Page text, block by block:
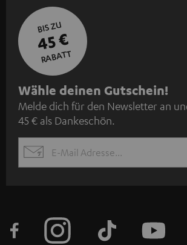
BIS ZU
45 €
RABATT
N
e
w
s
l
e
Wähle deinen Gutschein!
Melde dich für den Newsletter an
45 € als Dankeschön.
EMAIL